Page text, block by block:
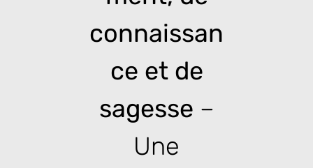
connaissan
ce et de
sagesse –
Une